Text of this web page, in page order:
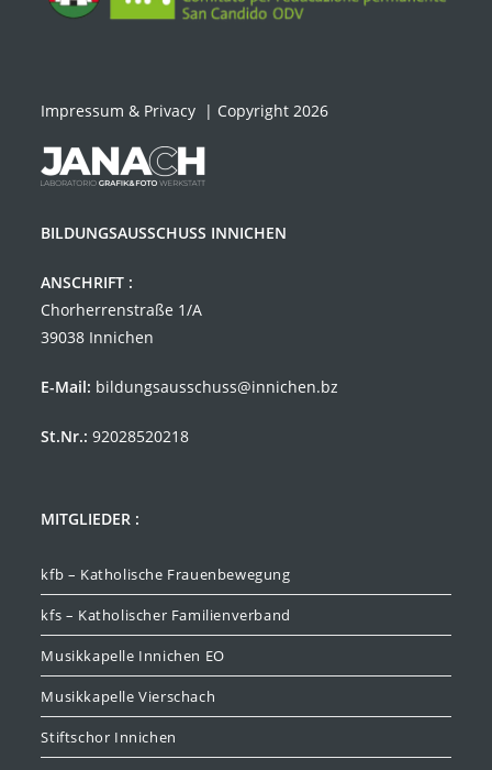
Impressum & Privacy | Copyright 2026
BILDUNGSAUSSCHUSS INNICHEN
ANSCHRIFT :
Chorherrenstraße 1/A
39038 Innichen
E-Mail: bildungsausschuss@innichen.bz
St.Nr.: 92028520218
MITGLIEDER :
kfb – Katholische Frauenbewegung
kfs – Katholischer Familienverband
Musikkapelle Innichen EO
Musikkapelle Vierschach
Stiftschor Innichen